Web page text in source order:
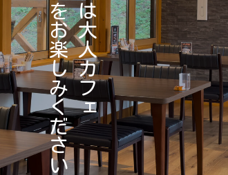
管理棟のご案内
アクティビティ
は
大
人
カ
フ
ェ
を
お
楽
し
み
く
だ
さ
い